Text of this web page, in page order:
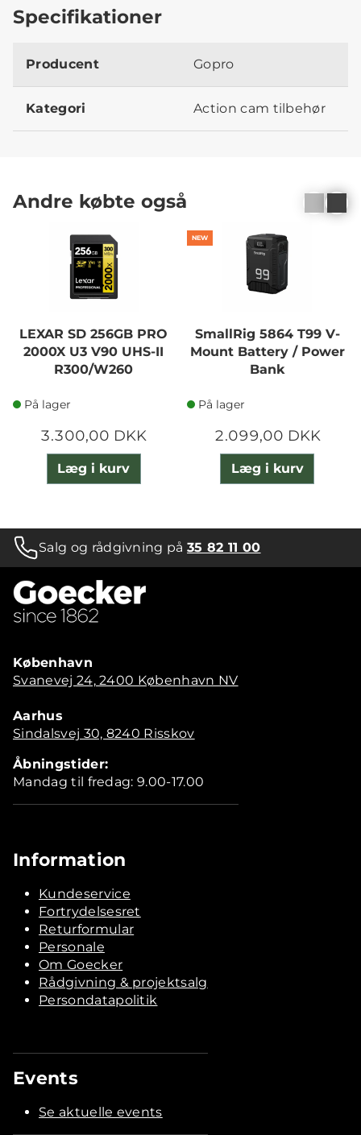
Specifikationer
Producent Gopro
Kategori Action cam tilbehør
Andre købte også
LEXAR SD 256GB PRO
2000X U3 V90 UHS-II
R300/W260
På lager
3.300,00 DKK
Læg i kurv
NEW
SmallRig 5864 T99 V-
Mount Battery / Power
Bank
På lager
2.099,00 DKK
Læg i kurv
Salg og rådgivning på35 82 11 00
København
Svanevej 24, 2400 København NV
Aarhus
Sindalsvej 30, 8240 Risskov
Åbningstider:
Mandag til fredag: 9.00-17.00
Information
Kundeservice
Fortrydelsesret
Returformular
Personale
Om Goecker
Rådgivning & projektsalg
Persondatapolitik
Events
Se aktuelle events